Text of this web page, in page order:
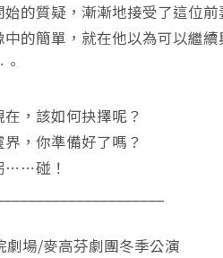
始的質疑，漸漸地接受了這位
中的簡單，就在他以為可以繼
，該如何抉擇呢？
，你準備好了嗎？
⋯⋯碰！
劇場/麥高芬劇團冬季公演